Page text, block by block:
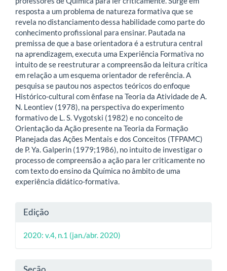
resposta a um problema de natureza formativa que se
revela no distanciamento dessa habilidade como parte do
conhecimento profissional para ensinar. Pautada na
premissa de que a base orientadora é a estrutura central
na aprendizagem, executa uma Experiência Formativa no
intuito de se reestruturar a compreensão da leitura crítica
em relação a um esquema orientador de referência. A
pesquisa se pautou nos aspectos teóricos do enfoque
Histórico-cultural com ênfase na Teoria da Atividade de A.
N. Leontiev (1978), na perspectiva do experimento
formativo de L. S. Vygotski (1982) e no conceito de
Orientação da Ação presente na Teoria da Formação
Planejada das Ações Mentais e dos Conceitos (TFPAMC)
de P. Ya. Galperin (1979;1986), no intuito de investigar o
processo de compreensão a ação para ler criticamente no
com texto do ensino da Química no âmbito de uma
experiência didático-formativa.
Detalhes
do
Edição
2020: v.4, n.1 (jan./abr. 2020)